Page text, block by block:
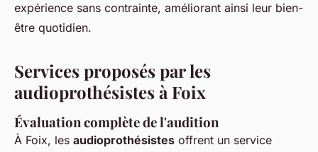
expérience sans contrainte, améliorant ainsi leur bien-
être quotidien.
Services proposés par les
audioprothésistes à Foix
Évaluation complète de l'audition
À Foix, les audioprothésistes offrent un service